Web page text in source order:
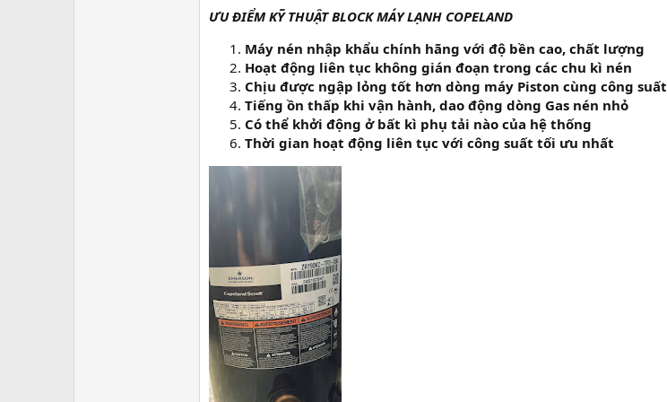
ƯU ĐIỂM KỸ THUẬT BLOCK MÁY LẠNH COPELAND
Máy nén nhập khẩu chính hãng với độ bền cao, chất lượng
Hoạt động liên tục không gián đoạn trong các chu kì nén
Chịu được ngập lỏng tốt hơn dòng máy Piston cùng công suất
Tiếng ồn thấp khi vận hành, dao động dòng Gas nén nhỏ
Có thể khởi động ở bất kì phụ tải nào của hệ thống
Thời gian hoạt động liên tục với công suất tối ưu nhất